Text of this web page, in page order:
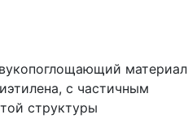
материал
с частичным
структуры